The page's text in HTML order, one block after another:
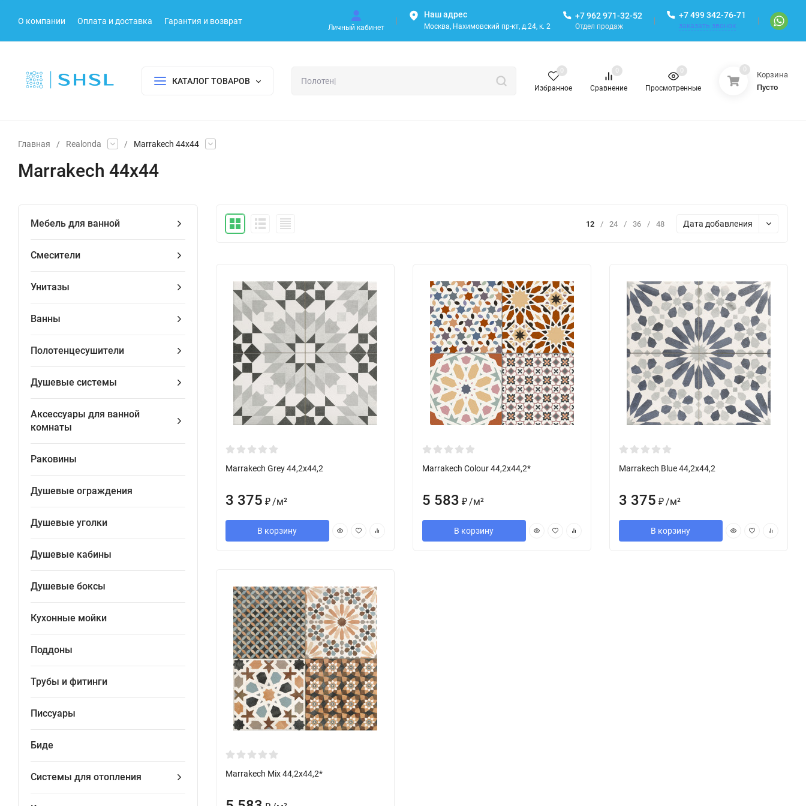
О компании Оплата и доставка Гарантия и возврат
Личный кабинет
Наш адрес
Москва, Нахимовский пр-кт, д.24, к. 2
+7 962 971-32-52
Отдел продаж
+7 499 342-76-71
заказать звонок
КАТАЛОГ ТОВАРОВ
Избранное
0
Сравнение
0
Просмотренные
0 0
Корзина
Пусто
Главная / Realonda / Marrakech 44x44
Marrakech 44x44
Мебель для ванной
Смесители
Унитазы
Ванны
Полотенцесушители
Душевые системы
Аксессуары для ванной
комнаты
Раковины
Душевые ограждения
Душевые уголки
Душевые кабины
Душевые боксы
Кухонные мойки
Поддоны
Трубы и фитинги
Писсуары
Биде
Системы для отопления
12 / 24 / 36 / 48 Дата добавления
Marrakech Grey 44,2x44,2
3 375 ₽ /м²
В корзину
Marrakech Colour 44,2x44,2*
5 583 ₽ /м²
В корзину
Marrakech Blue 44,2x44,2
3 375 ₽ /м²
В корзину
Marrakech Mix 44,2x44,2*